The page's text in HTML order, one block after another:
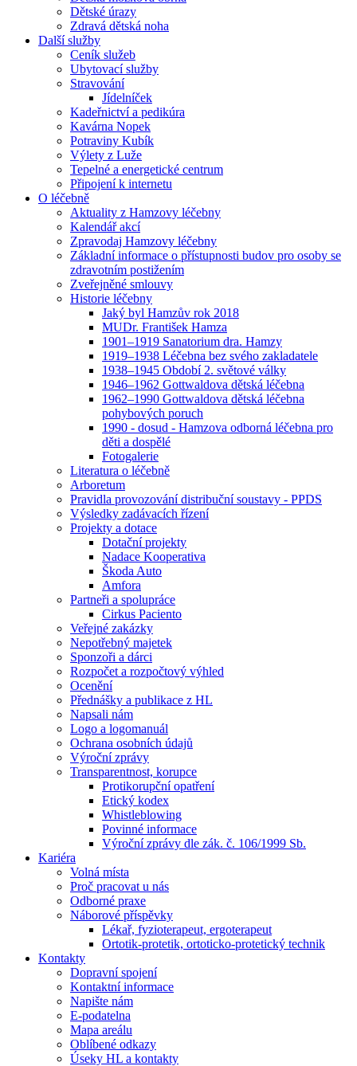
Dětské úrazy
Zdravá dětská noha
Další služby
Ceník služeb
Ubytovací služby
Stravování
Jídelníček
Kadeřnictví a pedikúra
Kavárna Nopek
Potraviny Kubík
Výlety z Luže
Tepelné a energetické centrum
Připojení k internetu
O léčebně
Aktuality z Hamzovy léčebny
Kalendář akcí
Zpravodaj Hamzovy léčebny
Základní informace o přístupnosti budov pro osoby se
zdravotním postižením
Zveřejněné smlouvy
Historie léčebny
Jaký byl Hamzův rok 2018
MUDr. František Hamza
1901–1919 Sanatorium dra. Hamzy
1919–1938 Léčebna bez svého zakladatele
1938–1945 Období 2. světové války
1946–1962 Gottwaldova dětská léčebna
1962–1990 Gottwaldova dětská léčebna
pohybových poruch
1990 - dosud - Hamzova odborná léčebna pro
děti a dospělé
Fotogalerie
Literatura o léčebně
Arboretum
Pravidla provozování distribuční soustavy - PPDS
Výsledky zadávacích řízení
Projekty a dotace
Dotační projekty
Nadace Kooperativa
Škoda Auto
Amfora
Partneři a spolupráce
Cirkus Paciento
Veřejné zakázky
Nepotřebný majetek
Sponzoři a dárci
Rozpočet a rozpočtový výhled
Ocenění
Přednášky a publikace z HL
Napsali nám
Logo a logomanuál
Ochrana osobních údajů
Výroční zprávy
Transparentnost, korupce
Protikorupční opatření
Etický kodex
Whistleblowing
Povinné informace
Výroční zprávy dle zák. č. 106/1999 Sb.
Kariéra
Volná místa
Proč pracovat u nás
Odborné praxe
Náborové příspěvky
Lékař, fyzioterapeut, ergoterapeut
Ortotik-protetik, ortoticko-protetický technik
Kontakty
Dopravní spojení
Kontaktní informace
Napište nám
E-podatelna
Mapa areálu
Oblíbené odkazy
Úseky HL a kontakty